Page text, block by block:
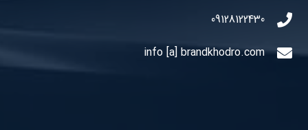
09128122430
info [a] brandkhodro.com